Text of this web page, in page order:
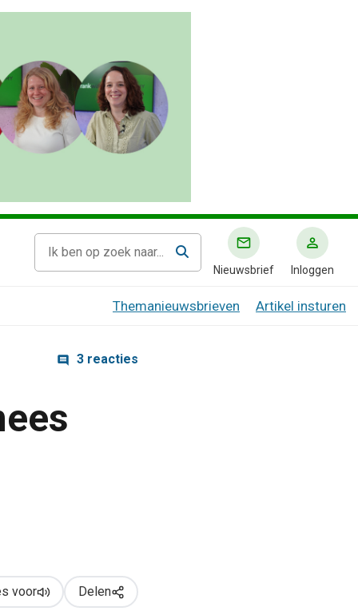
Nieuwsbrief Inloggen
Themanieuwsbrieven Artikel insturen
3 reacties
voor Delen